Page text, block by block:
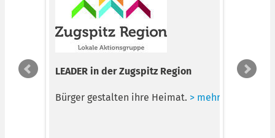
LEADER in der Zugspitz Region
Bürger gestalten ihre Heimat. > mehr